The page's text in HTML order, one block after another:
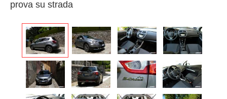
prova su strada